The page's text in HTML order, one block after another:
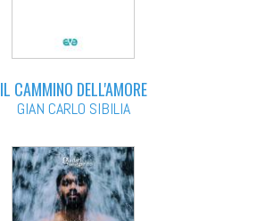
IL CAMMINO DELL'AMORE
GIAN CARLO SIBILIA